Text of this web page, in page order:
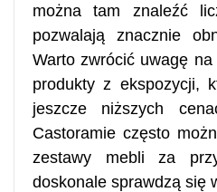
można tam znaleźć
pozwalają znacznie
Warto zwrócić uwagę
produkty z ekspozycji,
jeszcze niższych
Castoramie często
zestawy mebli za
doskonale sprawdzą się